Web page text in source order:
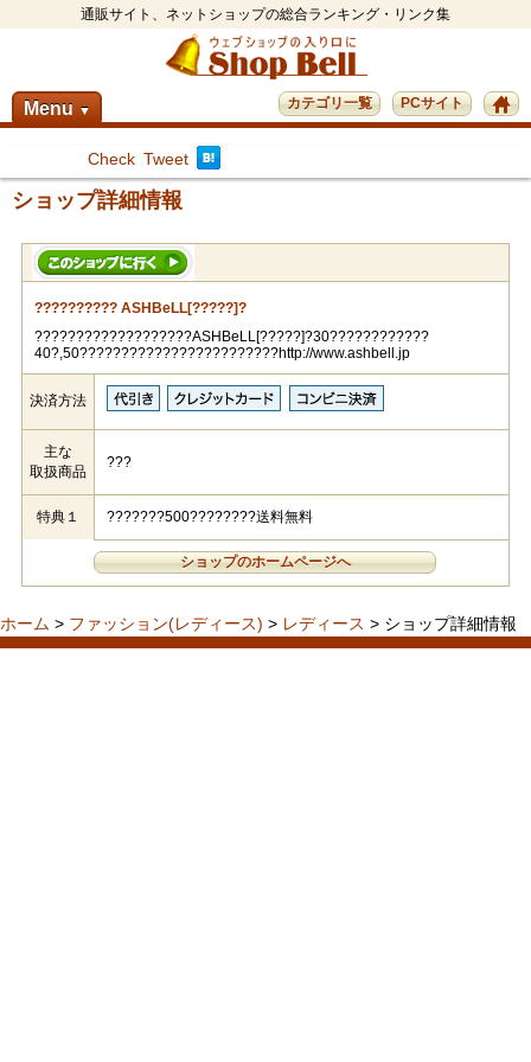
通販サイト、ネットショップの総合ランキング・リンク集
Menu ▼ PCサイト
カテゴリ一覧
Check Tweet
ショップ詳細情報
?????????? ASHBeLL[?????]?
???????????????????ASHBeLL[?????]?30????????????
40?,50????????????????????????http://www.ashbell.jp
決済方法
主な
取扱商品
???
特典１ ???????500????????送料無料
ショップのホームページへ
ホーム > ファッション(レディース) > レディース > ショップ詳細情報